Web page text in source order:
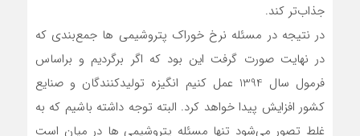
جذاب‌تر کند.
در نتیجه در مسئله نرخ خوراک پتروشیمی ها جمع‌بندی که
در نهایت صورت گرفت این بود که اگر برگردیم و براساس
فرمول سال 1394 عمل کنیم انگیزه تولیدکنندگان و صنایع
کشور افزایش پیدا خواهد کرد. البته توجه داشته باشیم که به
غلط تصور می‌شود تنها مسئله پتروشیمی ها در میان است